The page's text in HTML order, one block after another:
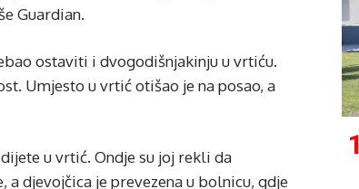
Guardian.
ostaviti i dvogodišnjakinju u vrtiću.
Umjesto u vrtić otišao je na posao, a
u vrtić. Ondje su joj rekli da
djevojčica je prevezena u bolnicu, gdje